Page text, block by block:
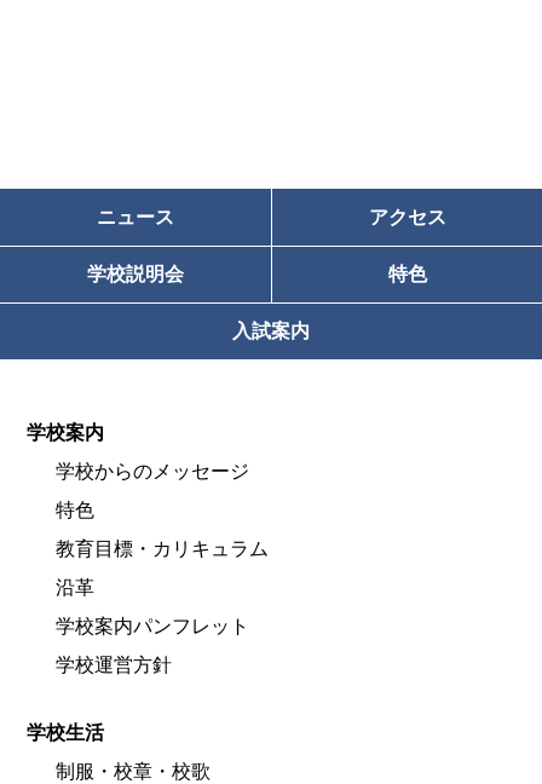
ニュース アクセス
学校説明会 特色
入試案内
学校案内
学校からのメッセージ
特色
教育目標・カリキュラム
沿革
学校案内パンフレット
学校運営方針
学校生活
制服・校章・校歌